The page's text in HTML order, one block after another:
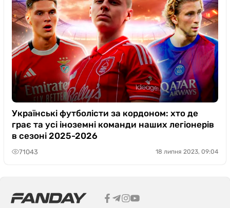
Українські футболісти за кордоном: хто де
грає та усі іноземні команди наших легіонерів
в сезоні 2025-2026
71043 18 липня 2023, 09:04